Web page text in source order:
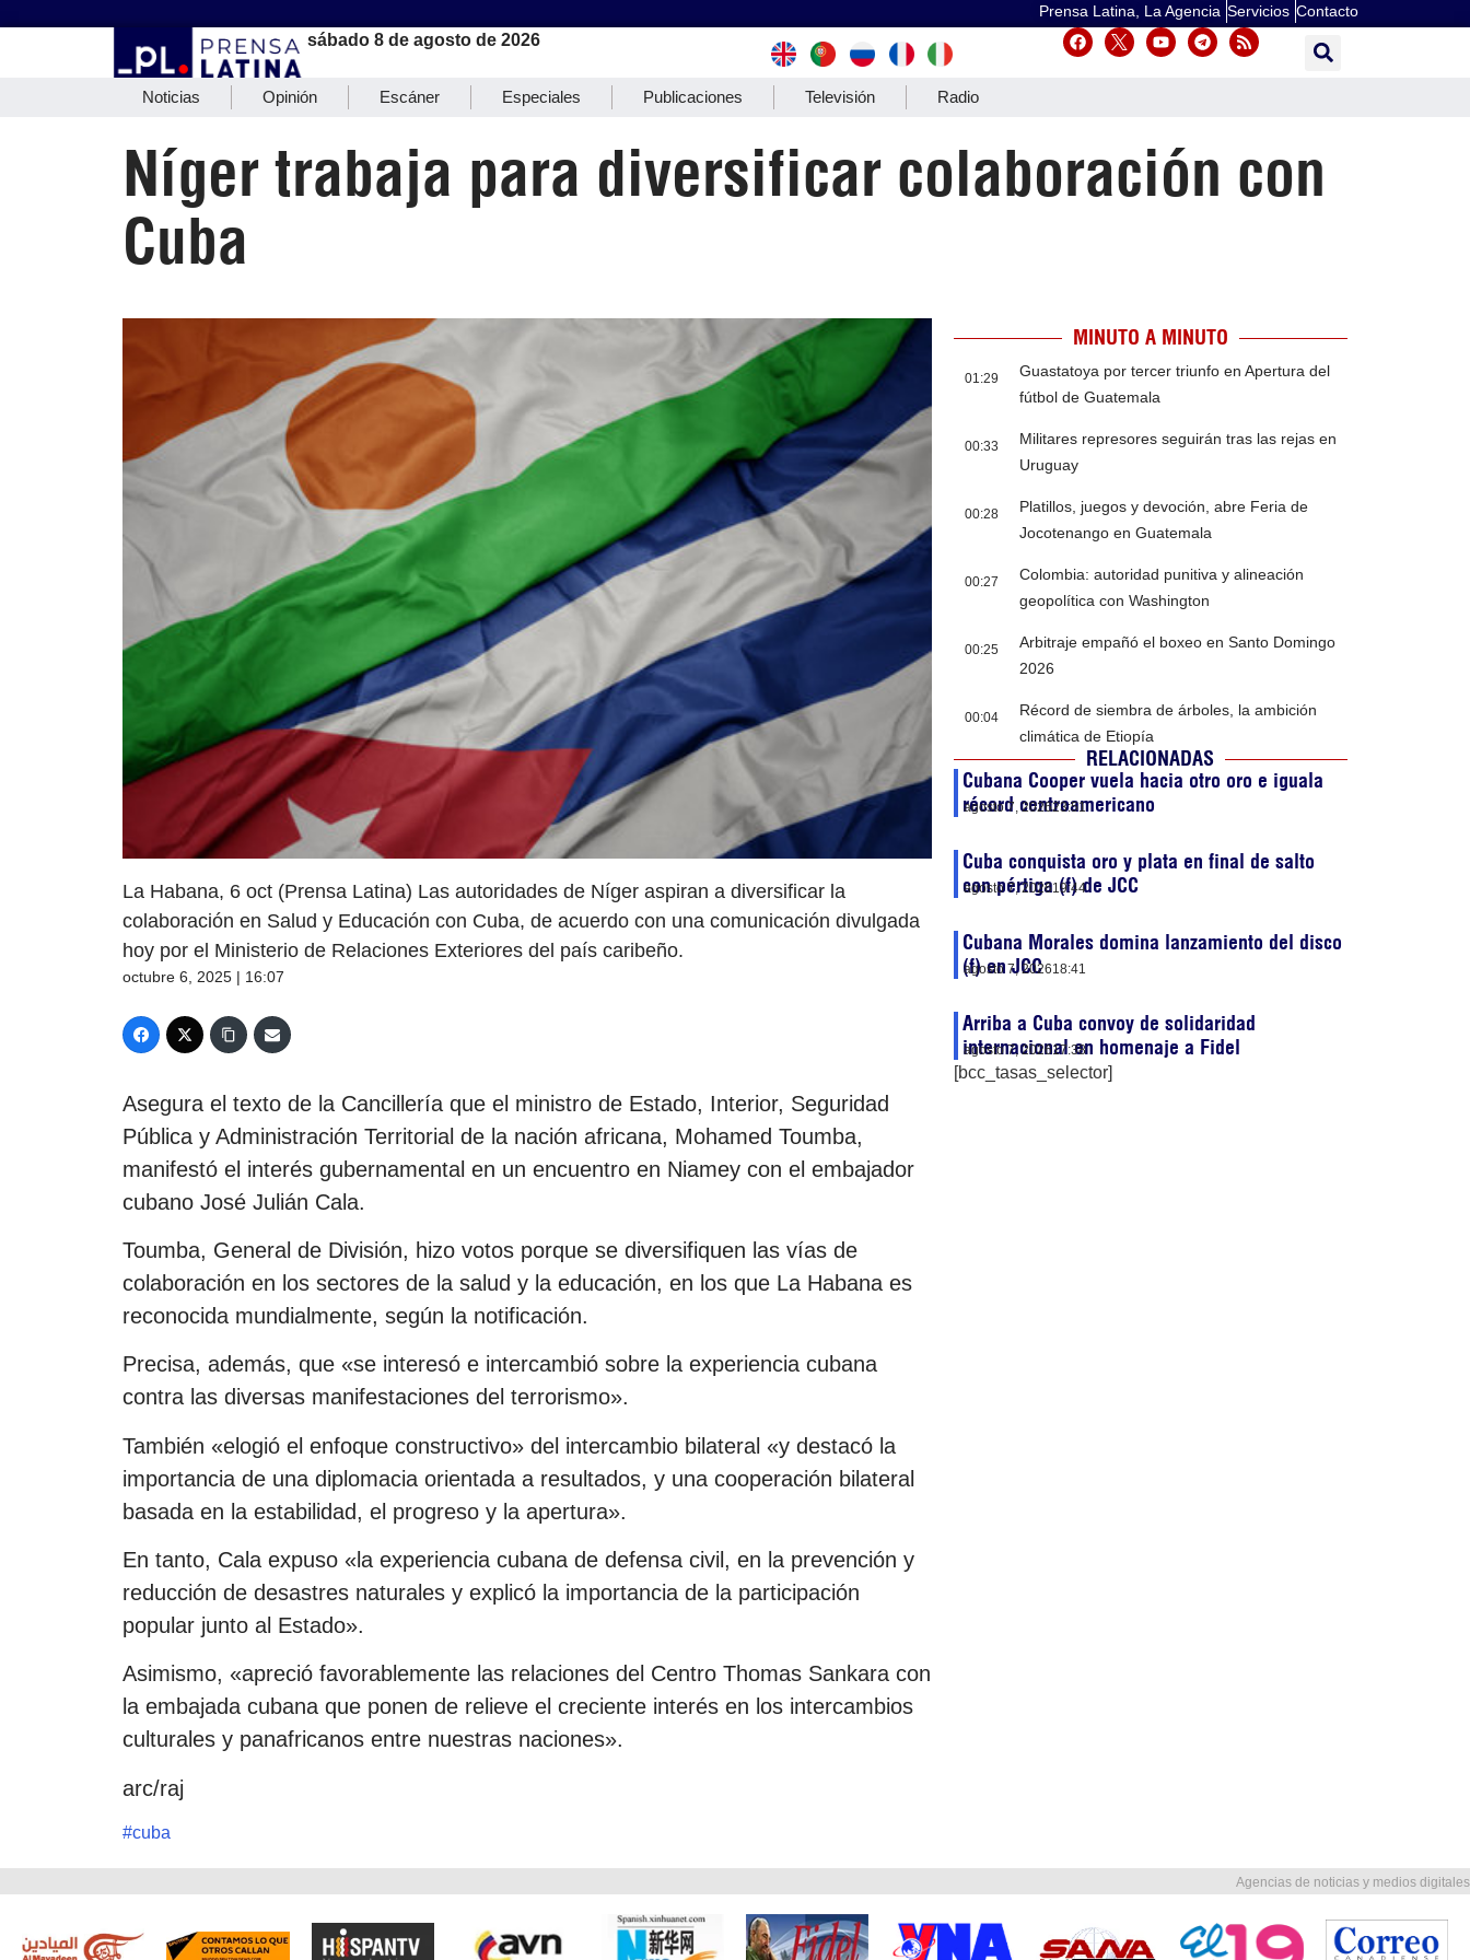
Prensa Latina, La Agencia Servicios Contacto
sábado 8 de agosto de 2026
Noticias Opinión Escáner Especiales Publicaciones Televisión Radio
Níger trabaja para diversificar colaboración con
Cuba
La Habana, 6 oct (Prensa Latina) Las autoridades de Níger aspiran a diversificar la
colaboración en Salud y Educación con Cuba, de acuerdo con una comunicación divulgada
hoy por el Ministerio de Relaciones Exteriores del país caribeño.
octubre 6, 2025 | 16:07
Asegura el texto de la Cancillería que el ministro de Estado, Interior, Seguridad
Pública y Administración Territorial de la nación africana, Mohamed Toumba,
manifestó el interés gubernamental en un encuentro en Niamey con el embajador
cubano José Julián Cala.
Toumba, General de División, hizo votos porque se diversifiquen las vías de
colaboración en los sectores de la salud y la educación, en los que La Habana es
reconocida mundialmente, según la notificación.
Precisa, además, que «se interesó e intercambió sobre la experiencia cubana
contra las diversas manifestaciones del terrorismo».
También «elogió el enfoque constructivo» del intercambio bilateral «y destacó la
importancia de una diplomacia orientada a resultados, y una cooperación bilateral
basada en la estabilidad, el progreso y la apertura».
En tanto, Cala expuso «la experiencia cubana de defensa civil, en la prevención y
reducción de desastres naturales y explicó la importancia de la participación
popular junto al Estado».
Asimismo, «apreció favorablemente las relaciones del Centro Thomas Sankara con
la embajada cubana que ponen de relieve el creciente interés en los intercambios
culturales y panafricanos entre nuestras naciones».
arc/raj
#cuba
MINUTO A MINUTO
01:29
Guastatoya por tercer triunfo en Apertura del
fútbol de Guatemala
00:33
Militares represores seguirán tras las rejas en
Uruguay
00:28
Platillos, juegos y devoción, abre Feria de
Jocotenango en Guatemala
00:27
Colombia: autoridad punitiva y alineación
geopolítica con Washington
00:25
Arbitraje empañó el boxeo en Santo Domingo
2026
00:04
Récord de siembra de árboles, la ambición
climática de Etiopía
RELACIONADAS
Cubana Cooper vuela hacia otro oro e iguala
récord centroamericano
agosto 7, 202623:51
Cuba conquista oro y plata en final de salto
con pértiga (f) de JCC
agosto 7, 202619:44
Cubana Morales domina lanzamiento del disco
(f) en JCC
agosto 7, 202618:41
Arriba a Cuba convoy de solidaridad
internacional en homenaje a Fidel
agosto 7, 202617:38
[bcc_tasas_selector]
Agencias de noticias y medios digitales